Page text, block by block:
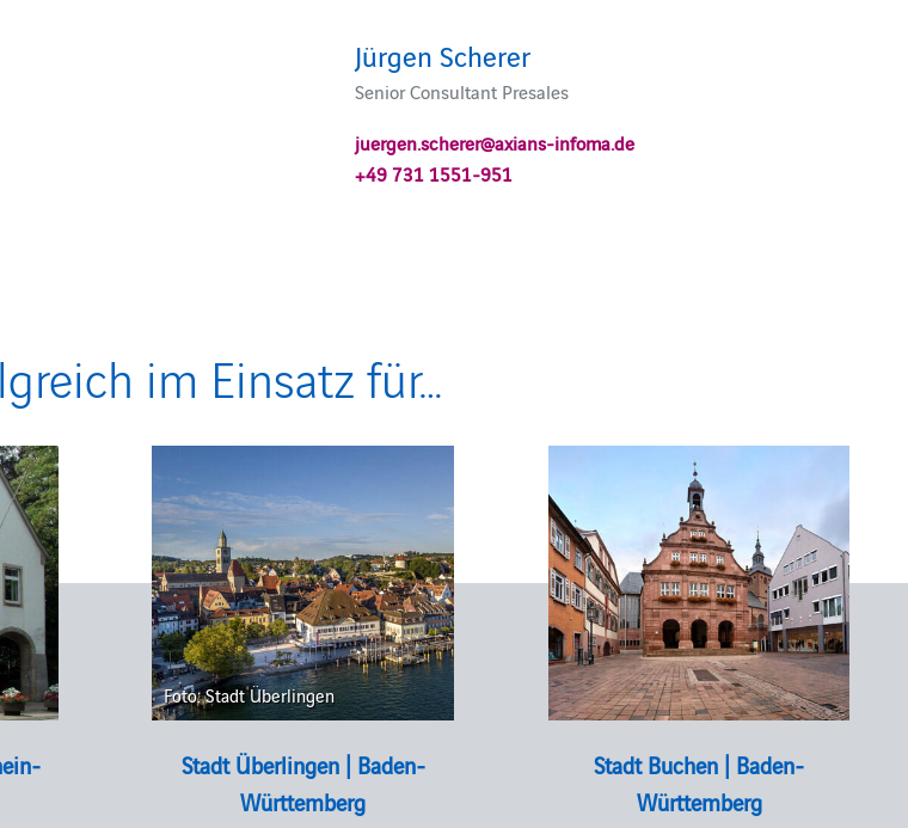
Jürgen Scherer
Senior Consultant Presales
juergen.scherer@axians-infoma.de
+49 731 1551-951
im Einsatz für…
Foto: Stadt Überlingen
Stadt Überlingen | Baden-
Württemberg
Stadt Buchen | Baden-
Württemberg